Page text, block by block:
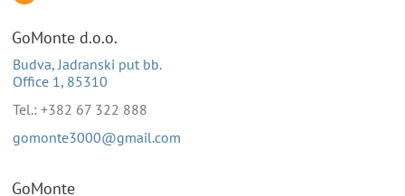
GoMonte d.o.o.
Budva, Jadranski put bb.
Office 1, 85310
Tel.: +382 67 322 888
gomonte3000@gmail.com
GoMonte